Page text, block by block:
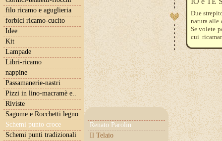
filo ricamo e aguglieria
forbici ricamo-cucito
Idee
Kit
Lampade
Libri-ricamo
nappine
Passamanerie-nastri
Pizzi in lino-macramè e..
Riviste
Sagome e Rocchetti legno
Schemi punto croce
Renato Parolin
Il Telaio
Schemi punti tradizionali
Due
natura alle
Se volete
cui
839 420
arancio